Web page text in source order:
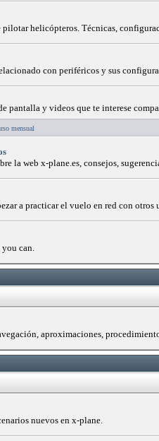
pilotar helicópteros. Técnicas,
con periféricos y sus
pantalla y videos que te interese
mensual
la web x-plane.es, consejos,
a practicar el vuelo en red con otros
can.
aproximaciones,
nuevos en x-plane.